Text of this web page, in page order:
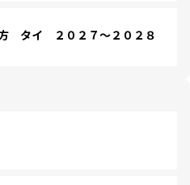
タイ ２０２７～２０２８